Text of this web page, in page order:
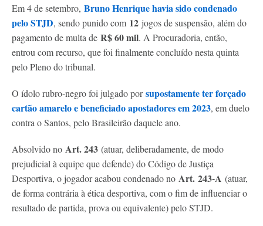
Em 4 de setembro, Bruno Henrique havia sido condenado
pelo STJD, sendo punido com 12 jogos de suspensão, além do
pagamento de multa de R$ 60 mil. A Procuradoria, então,
entrou com recurso, que foi finalmente concluído nesta quinta
pelo Pleno do tribunal.
O ídolo rubro-negro foi julgado porsupostamente ter forçado
cartão amarelo e beneficiado apostadores em 2023, em duelo
contra o Santos, pelo Brasileirão daquele ano.
Absolvido no Art. 243 (atuar, deliberadamente, de modo
prejudicial à equipe que defende) do Código de Justiça
Desportiva, o jogador acabou condenado no Art. 243-A (atuar,
de forma contrária à ética desportiva, com o fim de influenciar o
resultado de partida, prova ou equivalente) pelo STJD.